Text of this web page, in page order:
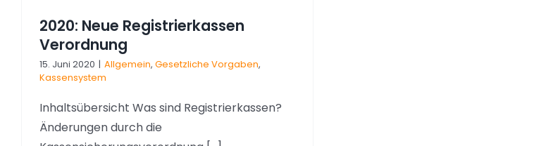
2020: Neue Registrierkassen
Verordnung
15. Juni 2020 | Allgemein, Gesetzliche Vorgaben,
Kassensystem
Inhaltsübersicht Was sind Registrierkassen?
Änderungen durch die